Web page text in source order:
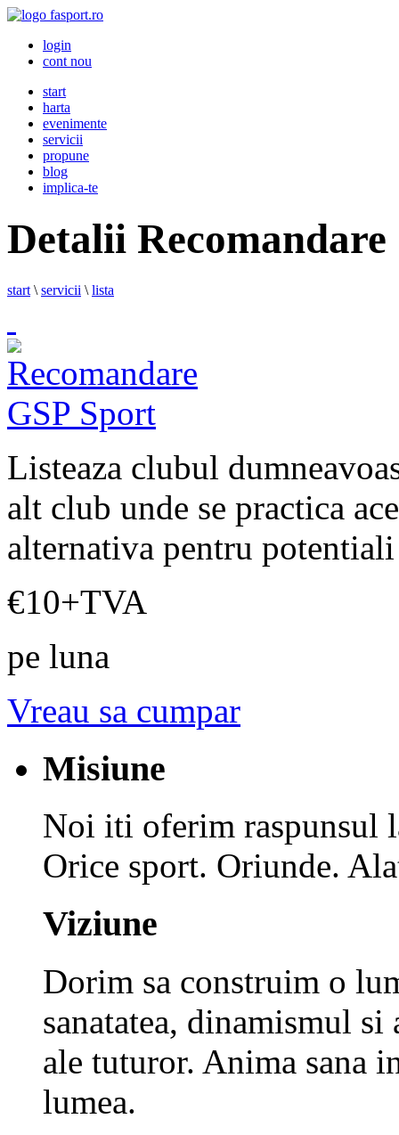
login
cont nou
start
harta
evenimente
servicii
propune
blog
implica-te
Detalii Recomandare
start \ servicii \ lista
Listeaza clubul
alt club unde se practica
alternativa pentru
€10+TVA
pe luna
Vreau sa cumpar
Misiune
Noi iti oferim raspunsul
Orice sport. Oriunde.
Viziune
Dorim sa construim o
sanatatea, dinamismul
ale tuturor. Anima sana
lumea.